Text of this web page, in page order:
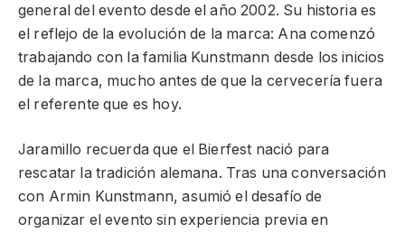
general del evento desde el año 2002. Su historia es
el reflejo de la evolución de la marca: Ana comenzó
trabajando con la familia Kunstmann desde los inicios
de la marca, mucho antes de que la cervecería fuera
el referente que es hoy.
Jaramillo recuerda que el Bierfest nació para
rescatar la tradición alemana. Tras una conversación
con Armin Kunstmann, asumió el desafío de
organizar el evento sin experiencia previa en